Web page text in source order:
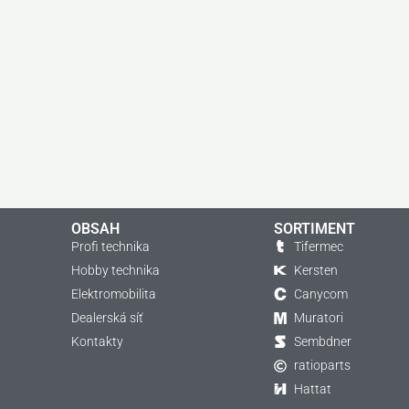
OBSAH
Profi technika
Hobby technika
Elektromobilita
Dealerská síť
Kontakty
SORTIMENT
Tifermec
Kersten
Canycom
Muratori
Sembdner
ratioparts
Hattat